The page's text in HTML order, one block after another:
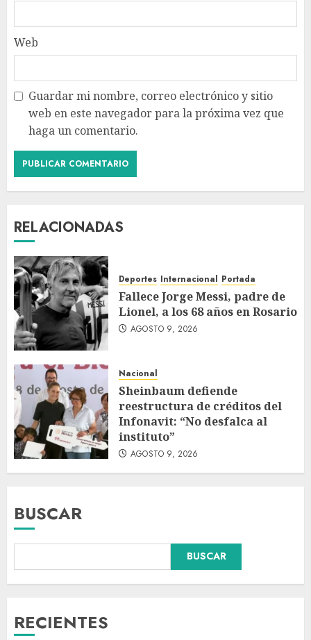
Web
Guardar mi nombre, correo electrónico y sitio
web en este navegador para la próxima vez que
haga un comentario.
RELACIONADAS
Deportes Internacional Portada
Fallece Jorge Messi, padre de
Lionel, a los 68 años en Rosario
AGOSTO 9, 2026
Nacional
Sheinbaum defiende
reestructura de créditos del
Infonavit: “No desfalca al
instituto”
AGOSTO 9, 2026
BUSCAR
BUSCAR
RECIENTES
Colombia respalda soberanía
de Marruecos sobre el Sáhara